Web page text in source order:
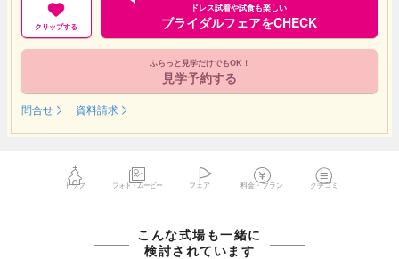
クリップする
ドレス試着や試食も楽しい
ブライダルフェアをCHECK
ふらっと見学だけでもOK！
見学予約する
問合せ 資料請求
トップ フォト・ムービー フェア 料金・プラン クチコミ
こんな式場も一緒に
検討されています